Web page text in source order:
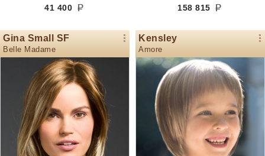
41 400 158 815
Gina Small SF
Belle Madame
Kensley
Amore